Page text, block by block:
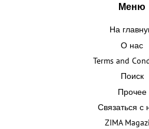
Меню
На
О нас
Terms and
Поиск
Прочее
Связаться с
ZIMA